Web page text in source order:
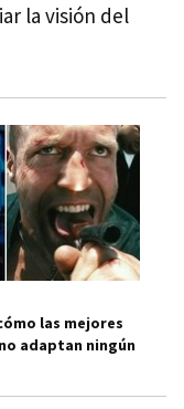
la visión del
las mejores
adaptan ningún